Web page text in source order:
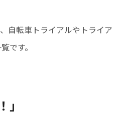
自転車トライアルやトライア
です。